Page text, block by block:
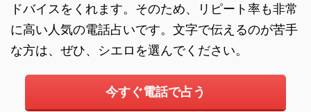
ドバイスをくれます。そのため、リピート率も非常
に高い人気の電話占いです。文字で伝えるのが苦手
な方は、ぜひ、シエロを選んでください。
今すぐ電話で占う